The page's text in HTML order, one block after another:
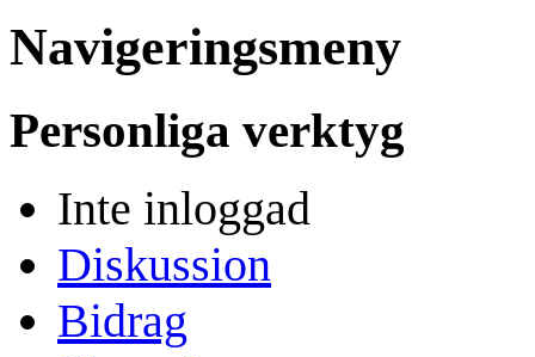
Navigeringsmeny
Personliga verktyg
Inte inloggad
Diskussion
Bidrag